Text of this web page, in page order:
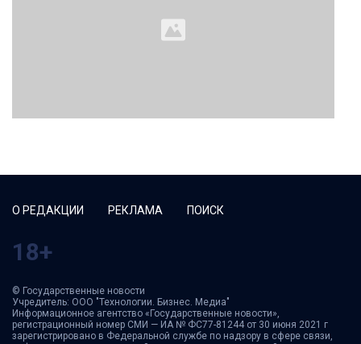
О РЕДАКЦИИ РЕКЛАМА ПОИСК
18+
© Государственные новости
Учредитель: ООО "Технологии. Бизнес. Медиа"
Информационное агентство «Государственные новости»,
регистрационный номер СМИ — ИА № ФС77-81244 от 30 июня 2021 г
зарегистрировано в Федеральной службе по надзору в сфере связи,